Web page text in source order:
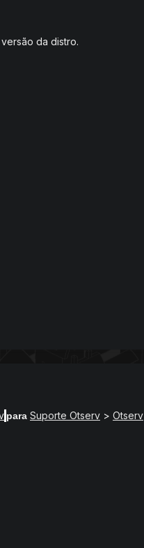
da distro.
para Suporte Otserv > Otserv